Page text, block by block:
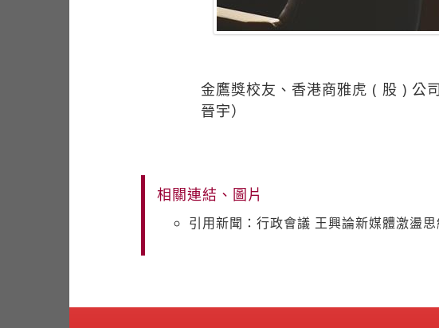
金鷹獎校友、香港商雅虎 ( 股 ) 公
晉宇）
相關連結、圖片
引用新聞：行政會議 王興論新媒體激盪思